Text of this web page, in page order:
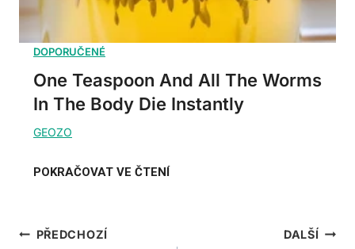
One Teaspoon And All The Worms
In The Body Die Instantly
Navigace
PŘEDCHOZÍ DALŠÍ